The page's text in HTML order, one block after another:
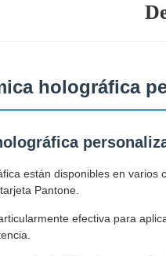
holográfica
están disponibles en
Pantone.
efectiva para